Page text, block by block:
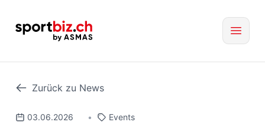
Zurück zu News
03.06.2026 • Events